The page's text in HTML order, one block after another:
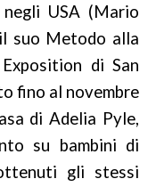
USA (Mario
suo Metodo alla
di San
fino al novembre
di Adelia Pyle,
su bambini di
gli stessi